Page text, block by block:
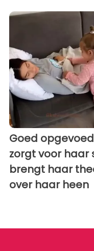
Goed
zorgt voor haar
brengt haar
over haar heen